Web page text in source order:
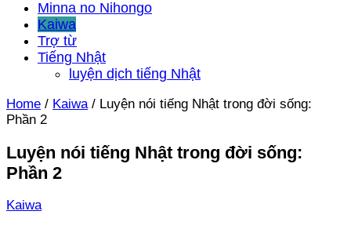
Minna no Nihongo
Kaiwa
Trợ từ
Tiếng Nhật
luyện dịch tiếng Nhật
Home / Kaiwa / Luyện nói tiếng Nhật trong đời sống:
Phần 2
Luyện nói tiếng Nhật trong đời sống:
Phần 2
Kaiwa